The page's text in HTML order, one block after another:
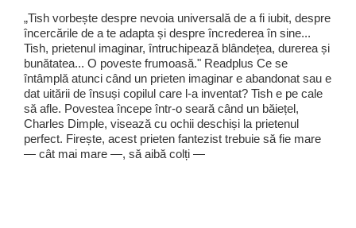
„Tish vorbește despre nevoia universală de a fi iubit, despre
încercările de a te adapta și despre încrederea în sine...
Tish, prietenul imaginar, întruchipează blândețea, durerea și
bunătatea... O poveste frumoasă." Readplus Ce se
întâmplă atunci când un prieten imaginar e abandonat sau e
dat uitării de însuși copilul care l-a inventat? Tish e pe cale
să afle. Povestea începe într-o seară când un băiețel,
Charles Dimple, visează cu ochii deschiși la prietenul
perfect. Firește, acest prieten fantezist trebuie să fie mare
— cât mai mare —, să aibă colți —